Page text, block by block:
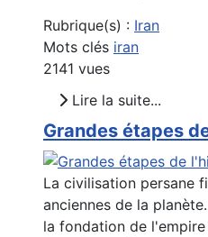
Rubrique(s) : Iran
Mots clés iran
2141 vues
Lire la suite...
Grandes étapes
La civilisation persane
anciennes de la
la fondation de